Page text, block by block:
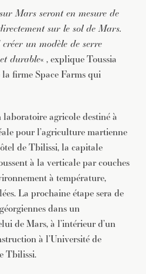
Mars seront en mesure de
sur le sol de Mars.
un modèle de serre
durable« , explique Toussia
firme Space Farms qui
agricole destiné à
pour l’agriculture martienne
de Tbilissi, la capitale
à la verticale par couches
à température,
La prochaine étape sera de
dans un
de Mars, à l’intérieur d’un
à l’Université de
Tbilissi.
semaines notre lettre
d’articles …